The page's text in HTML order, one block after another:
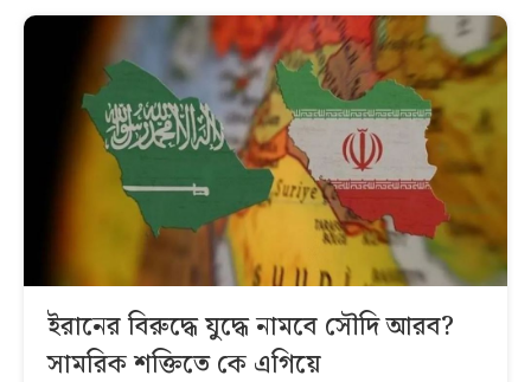
ইরানের বিরুদ্ধে যুদ্ধে নামবে সৌদি আরব?
সামরিক শক্তিতে কে এগিয়ে